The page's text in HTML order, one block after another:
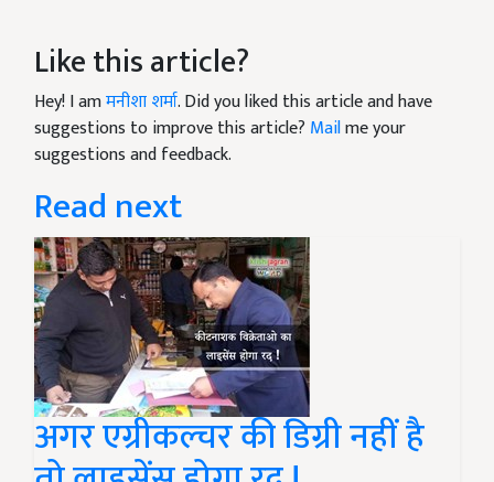
Like this article?
Hey! I amमनीशा शर्मा. Did you liked this article and have
suggestions to improve this article? Mailme your
suggestions and feedback.
Read next
अगर एग्रीकल्चर की डिग्री नहीं है